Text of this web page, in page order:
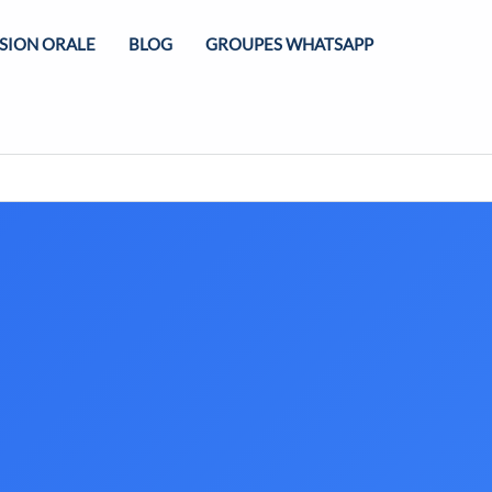
ORALE BLOG GROUPES WHATSAPP
Commander